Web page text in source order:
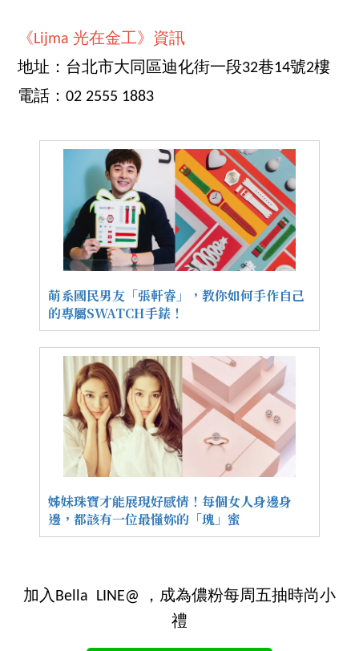
《Lijma 光在金工》資訊
地址：台北市大同區迪化街一段32巷14號2樓
電話：02 2555 1883
萌系國民男友「張軒睿」，教你如何手作自己
的專屬SWATCH手錶！
姊妹珠寶才能展現好感情！每個女人身邊身
邊，都該有一位最懂妳的「瑰」蜜
加入Bella LINE@ ，成為儂粉每周五抽時尚小
禮